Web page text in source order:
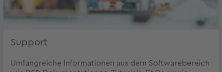
Support
Umfangreiche Informationen aus dem Softwarebereich